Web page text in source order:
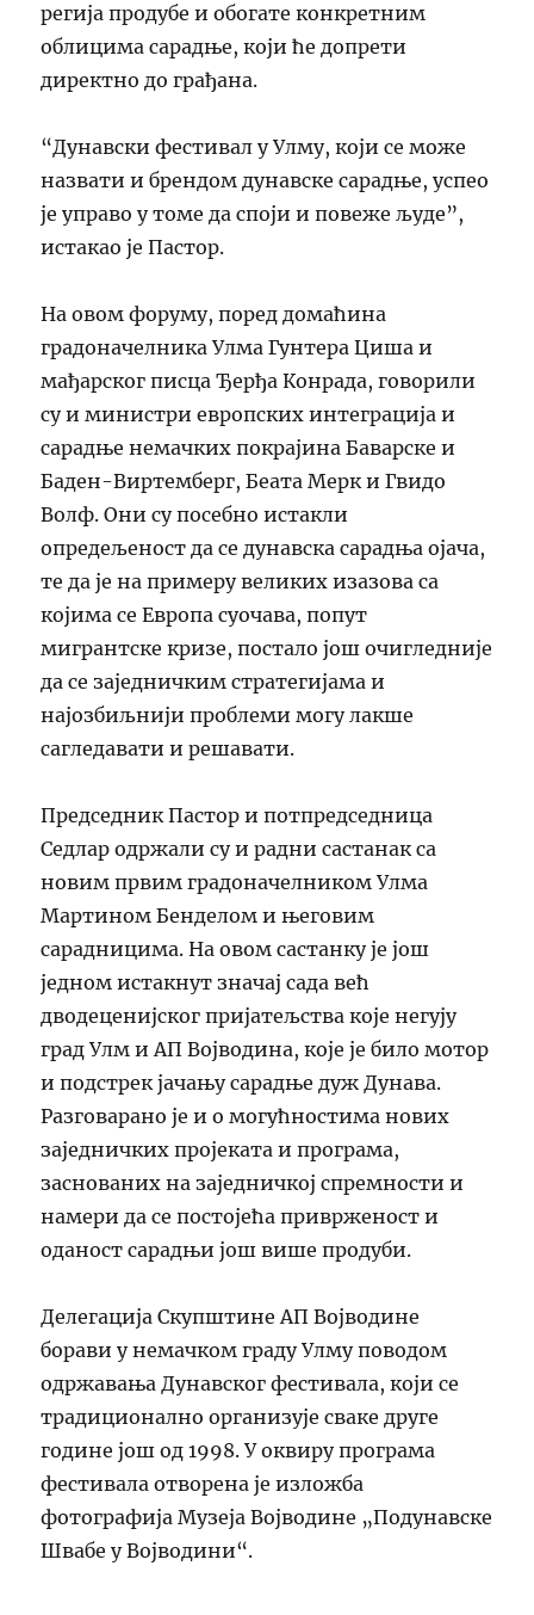
регија продубе и обогате конкретним
облицима сарадње, који ће допрети
директно до грађана.
“Дунавски фестивал у Улму, који се може
назвати и брендом дунавске сарадње, успео
је управо у томе да споји и повеже људе”,
истакао је Пастор.
На овом форуму, поред домаћина
градоначелника Улма Гунтера Циша и
мађарског писца Ђерђа Конрада, говорили
су и министри европских интеграција и
сарадње немачких покрајина Баварске и
Баден-Виртемберг, Беата Мерк и Гвидо
Волф. Они су посебно истакли
опредељеност да се дунавска сарадња ојача,
те да је на примеру великих изазова са
којима се Европа суочава, попут
мигрантске кризе, постало још очигледније
да се заједничким стратегијама и
најозбиљнији проблеми могу лакше
сагледавати и решавати.
Председник Пастор и потпредседница
Седлар одржали су и радни састанак са
новим првим градоначелником Улма
Мартином Бенделом и његовим
сарадницима. На овом састанку је још
једном истакнут значај сада већ
дводеценијског пријатељства које негују
град Улм и АП Војводина, које је било мотор
и подстрек јачању сарадње дуж Дунава.
Разговарано је и о могућностима нових
заједничких пројеката и програма,
заснованих на заједничкој спремности и
намери да се постојећа приврженост и
оданост сарадњи још више продуби.
Делегација Скупштине АП Војводине
борави у немачком граду Улму поводом
одржавања Дунавског фестивала, који се
традиционално организује сваке друге
године још од 1998. У оквиру програма
фестивала отворена је изложба
фотографија Музеја Војводине „Подунавске
Швабе у Војводини“.